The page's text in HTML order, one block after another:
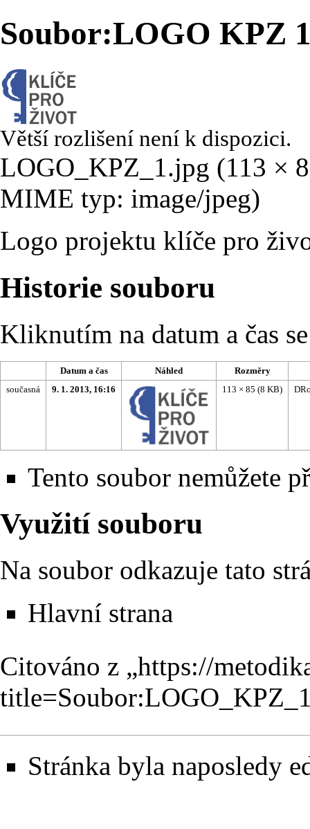
Soubor:LOGO KPZ
Větší rozlišení není k dispozici.
LOGO_KPZ_1.jpg (113 ×
MIME typ: image/jpeg)
Logo projektu klíče pro
Historie souboru
Kliknutím na datum a čas
Datum a čas Náhled
Rozměry
současná
9. 1. 2013, 16:16 113 × 85 (8 KB)
Tento soubor nemůžete
Využití souboru
Na soubor odkazuje tato
Hlavní strana
Citováno z „https://
Stránka byla naposledy